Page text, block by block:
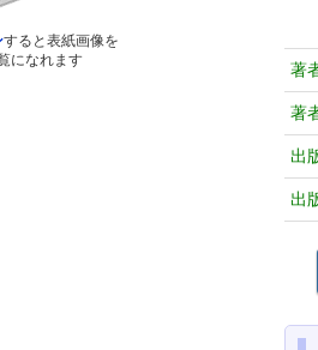
すると表紙画像を
になれます
著
著
出
出